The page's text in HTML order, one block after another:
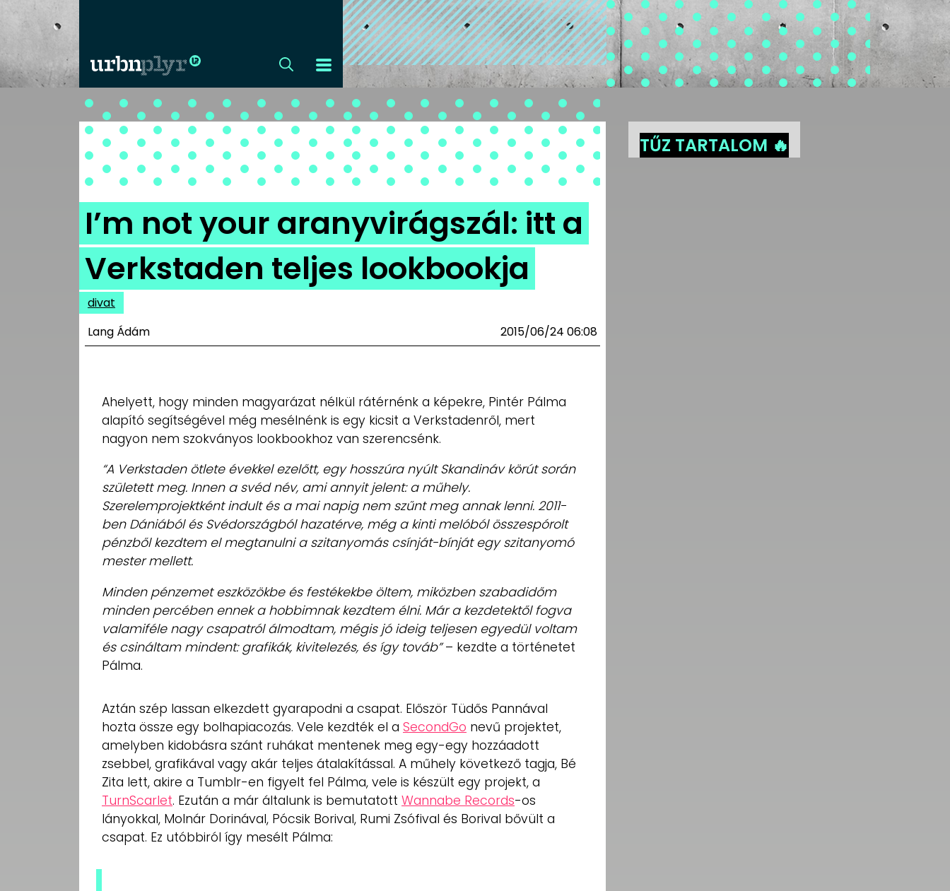
CÍMLAP
DIZÁJN
DIVAT
HIP
KULT
IMPRESSZUM
PR-ARCHÍVUM
ADATKEZELÉSI
TÁJÉKOZTATÓ
I’m not your aranyvirágszál: itt a
Verkstaden teljes lookbookja
divat
Lang Ádám
2015/06/24 06:08
Ahelyett, hogy minden magyarázat nélkül rátérnénk a képekre, Pintér Pálma
alapító segítségével még mesélnénk is egy kicsit a Verkstadenről, mert
nagyon nem szokványos lookbookhoz van szerencsénk.
“A Verkstaden ötlete évekkel ezelőtt, egy hosszúra nyúlt Skandináv körút során
született meg. Innen a svéd név, ami annyit jelent: a műhely.
Szerelemprojektként indult és a mai napig nem szűnt meg annak lenni. 2011-
ben Dániából és Svédországból hazatérve, még a kinti melóból összespórolt
pénzből kezdtem el megtanulni a szitanyomás csínját-bínját egy szitanyomó
mester mellett.
Minden pénzemet eszközökbe és festékekbe öltem, miközben szabadidőm
minden percében ennek a hobbimnak kezdtem élni. Már a kezdetektől fogva
valamiféle nagy csapatról álmodtam, mégis jó ideig teljesen egyedül voltam
és csináltam mindent: grafikák, kivitelezés, és így továb”– kezdte a történetet
Pálma.
Aztán szép lassan elkezdett gyarapodni a csapat. Először Tüdős Pannával
hozta össze egy bolhapiacozás. Vele kezdték el a SecondGo nevű projektet,
amelyben kidobásra szánt ruhákat mentenek meg egy-egy hozzáadott
zsebbel, grafikával vagy akár teljes átalakítással. A műhely következő tagja, Bé
Zita lett, akire a Tumblr-en figyelt fel Pálma, vele is készült egy projekt, a
TurnScarlet. Ezután a már általunk is bemutatott Wannabe Records-os
lányokkal, Molnár Dorinával, Pócsik Borival, Rumi Zsófival és Borival bővült a
csapat. Ez utóbbiról így mesélt Pálma:
TŰZ TARTALOM 🔥